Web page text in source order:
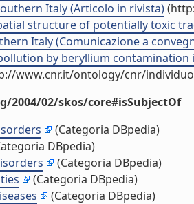
Italy (Articolo in rivista)
structure of potentially toxic
Italy (Comunicazione a
by beryllium
www.cnr.it/ontology/cnr/
2004/02/skos/core#isSubjectOf
(Categoria DBpedia)
DBpedia)
(Categoria DBpedia)
(Categoria DBpedia)
(Categoria DBpedia)